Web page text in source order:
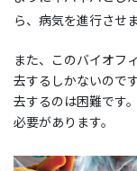
ら、病気を進行させま
また、このバイオフ
去するしかないので
去するのは困難です
必要があります。